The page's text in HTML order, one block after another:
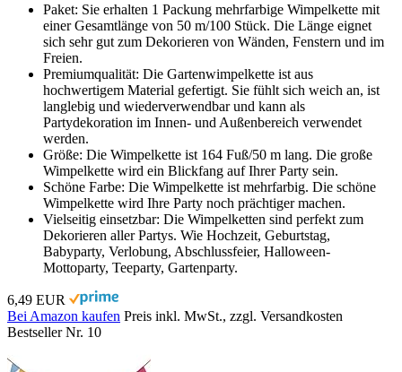
Paket: Sie erhalten 1 Packung mehrfarbige Wimpelkette mit
einer Gesamtlänge von 50 m/100 Stück. Die Länge eignet
sich sehr gut zum Dekorieren von Wänden, Fenstern und im
Freien.
Premiumqualität: Die Gartenwimpelkette ist aus
hochwertigem Material gefertigt. Sie fühlt sich weich an, ist
langlebig und wiederverwendbar und kann als
Partydekoration im Innen- und Außenbereich verwendet
werden.
Größe: Die Wimpelkette ist 164 Fuß/50 m lang. Die große
Wimpelkette wird ein Blickfang auf Ihrer Party sein.
Schöne Farbe: Die Wimpelkette ist mehrfarbig. Die schöne
Wimpelkette wird Ihre Party noch prächtiger machen.
Vielseitig einsetzbar: Die Wimpelketten sind perfekt zum
Dekorieren aller Partys. Wie Hochzeit, Geburtstag,
Babyparty, Verlobung, Abschlussfeier, Halloween-
Mottoparty, Teeparty, Gartenparty.
6,49 EUR
Bei Amazon kaufen Preis inkl. MwSt., zzgl. Versandkosten
Bestseller Nr. 10